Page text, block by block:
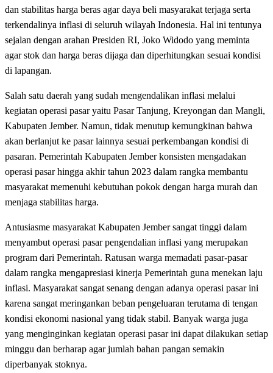
dan stabilitas harga beras agar daya beli masyarakat terjaga serta
terkendalinya inflasi di seluruh wilayah Indonesia. Hal ini tentunya
sejalan dengan arahan Presiden RI, Joko Widodo yang meminta
agar stok dan harga beras dijaga dan diperhitungkan sesuai kondisi
di lapangan.
Salah satu daerah yang sudah mengendalikan inflasi melalui
kegiatan operasi pasar yaitu Pasar Tanjung, Kreyongan dan Mangli,
Kabupaten Jember. Namun, tidak menutup kemungkinan bahwa
akan berlanjut ke pasar lainnya sesuai perkembangan kondisi di
pasaran. Pemerintah Kabupaten Jember konsisten mengadakan
operasi pasar hingga akhir tahun 2023 dalam rangka membantu
masyarakat memenuhi kebutuhan pokok dengan harga murah dan
menjaga stabilitas harga.
Antusiasme masyarakat Kabupaten Jember sangat tinggi dalam
menyambut operasi pasar pengendalian inflasi yang merupakan
program dari Pemerintah. Ratusan warga memadati pasar-pasar
dalam rangka mengapresiasi kinerja Pemerintah guna menekan laju
inflasi. Masyarakat sangat senang dengan adanya operasi pasar ini
karena sangat meringankan beban pengeluaran terutama di tengan
kondisi ekonomi nasional yang tidak stabil. Banyak warga juga
yang menginginkan kegiatan operasi pasar ini dapat dilakukan setiap
minggu dan berharap agar jumlah bahan pangan semakin
diperbanyak stoknya.